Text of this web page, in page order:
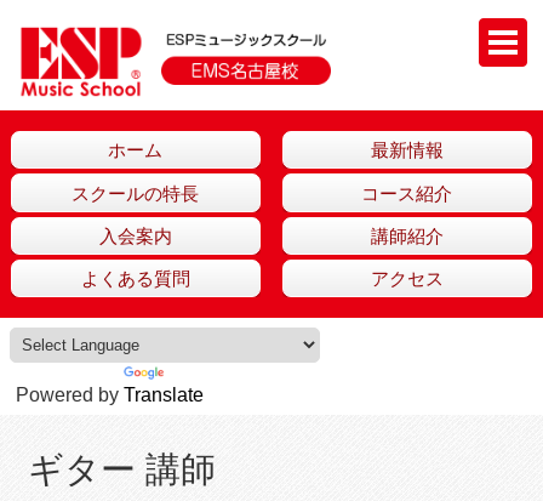
ホーム 最新情報
スクールの特長 コース紹介
入会案内 講師紹介
よくある質問 アクセス
Powered by Translate
ギター 講師